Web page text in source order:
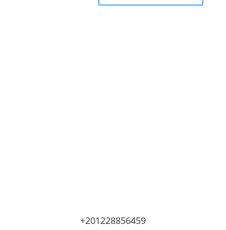
+201228856459